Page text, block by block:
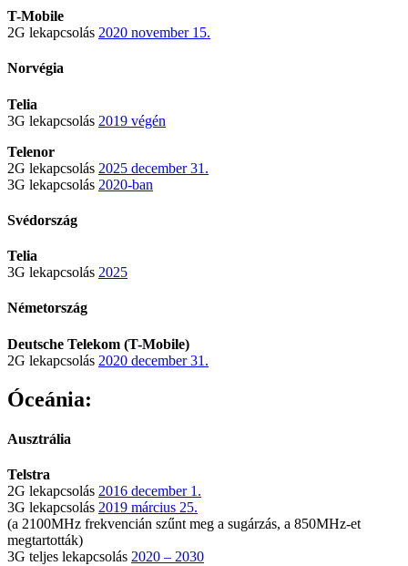
T-Mobile
2G lekapcsolás 2020 november 15.
Norvégia
Telia
3G lekapcsolás 2019 végén
Telenor
2G lekapcsolás 2025 december 31.
3G lekapcsolás 2020-ban
Svédország
Telia
3G lekapcsolás 2025
Németország
Deutsche Telekom (T-Mobile)
2G lekapcsolás 2020 december 31.
Óceánia:
Ausztrália
Telstra
2G lekapcsolás 2016 december 1.
3G lekapcsolás 2019 március 25.
(a 2100MHz frekvencián szűnt meg a sugárzás, a 850MHz-et
megtartották)
3G teljes lekapcsolás 2020 – 2030